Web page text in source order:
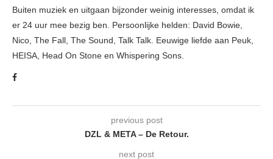
Buiten muziek en uitgaan bijzonder weinig interesses, omdat ik
er 24 uur mee bezig ben. Persoonlijke helden: David Bowie,
Nico, The Fall, The Sound, Talk Talk. Eeuwige liefde aan Peuk,
HEISA, Head On Stone en Whispering Sons.
previous post
DZL & META – De Retour.
next post